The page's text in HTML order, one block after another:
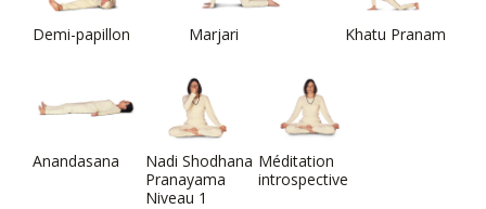
Demi-papillon Marjari Khatu Pranam
Anandasana
Nadi Shodhana
Pranayama
Niveau 1
Méditation
introspective